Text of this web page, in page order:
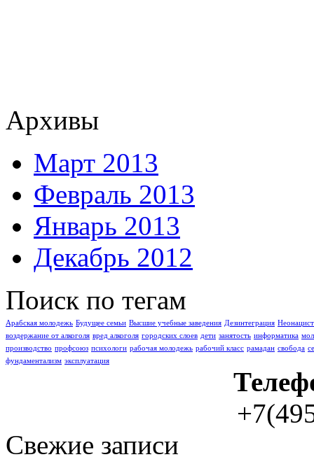
Архивы
Март 2013
Февраль 2013
Январь 2013
Декабрь 2012
Поиск по тегам
Арабская молодежь Буду­щее семьи Высшие учебные заведения Дезинтеграция
воздержание от алкоголя вред алкоголя городских слоев дети занятость информатика
производство профсоюз психологи рабочая молодежь рабочий класс рамадан свобода
фундаментализм эксплуатация
Свежие записи